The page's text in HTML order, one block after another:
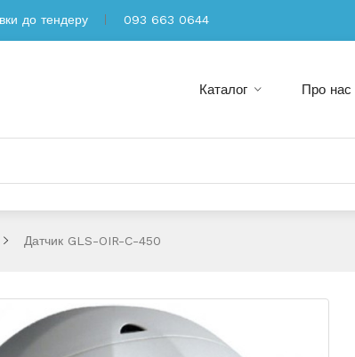
до тендеру 093 663 0644
Каталог Про нас
Датчик GLS-OIR-C-450